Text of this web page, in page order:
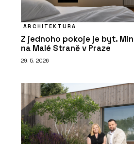
ARCHITEKTURA
Z jednoho pokoje je byt.
na Malé Straně v Praze
29. 5. 2026